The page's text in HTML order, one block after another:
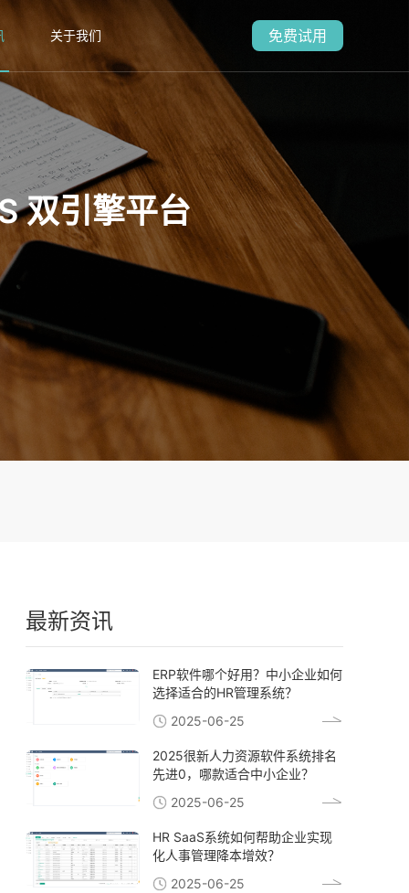
关于我们 免费试用
双引擎平台
最新资讯
ERP软件哪个好用？中小企业如何
选择适合的HR管理系统？
2025-06-25
2025很新人力资源软件系统排名
先进0，哪款适合中小企业？
2025-06-25
HR SaaS系统如何帮助企业实现
化人事管理降本增效？
2025-06-25